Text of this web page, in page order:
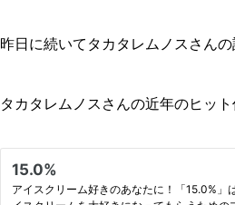
昨日に続いてタカタレムノスさんの
タカタレムノスさんの近年のヒッ